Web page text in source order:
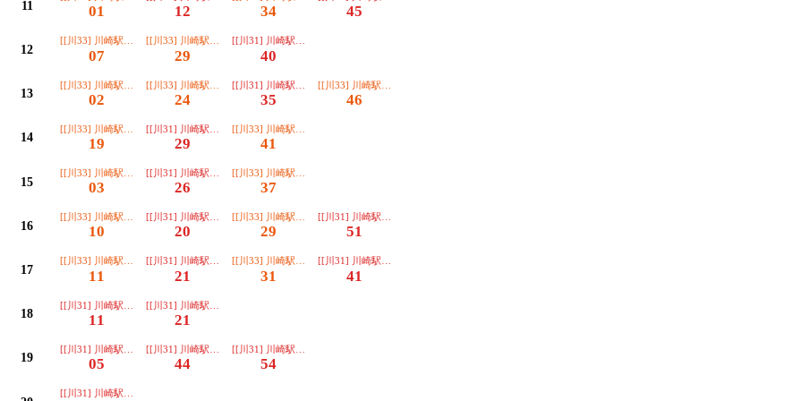
11 01 12 34 45
12
[[川33] 川崎駅西口北行]
07
[[川33] 川崎駅西口北行]
29
[[川31] 川崎駅西口北行]
40
13
[[川33] 川崎駅西口北行]
02
[[川33] 川崎駅西口北行]
24
[[川31] 川崎駅西口北行]
35
[[川33] 川崎駅西口北行]
46
14
[[川33] 川崎駅西口北行]
19
[[川31] 川崎駅西口北行]
29
[[川33] 川崎駅西口北行]
41
15
[[川33] 川崎駅西口北行]
03
[[川31] 川崎駅西口北行]
26
[[川33] 川崎駅西口北行]
37
16
[[川33] 川崎駅西口北行]
10
[[川31] 川崎駅西口北行]
20
[[川33] 川崎駅西口北行]
29
[[川31] 川崎駅西口北行]
51
17
[[川33] 川崎駅西口北行]
11
[[川31] 川崎駅西口北行]
21
[[川33] 川崎駅西口北行]
31
[[川31] 川崎駅西口北行]
41
18
[[川31] 川崎駅西口北行]
11
[[川31] 川崎駅西口北行]
21
19
[[川31] 川崎駅西口北行]
05
[[川31] 川崎駅西口北行]
44
[[川31] 川崎駅西口北行]
54
[[川31] 川崎駅西口北行]